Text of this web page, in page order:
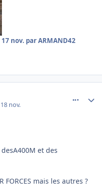
17 nov. par ARMAND42
nov.
et des
mais les autres ?